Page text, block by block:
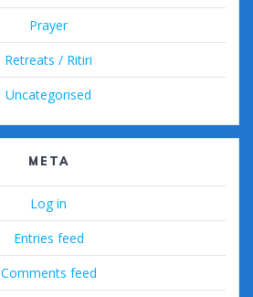
Prayer
Retreats / Ritiri
Uncategorised
META
Log in
Entries feed
Comments feed